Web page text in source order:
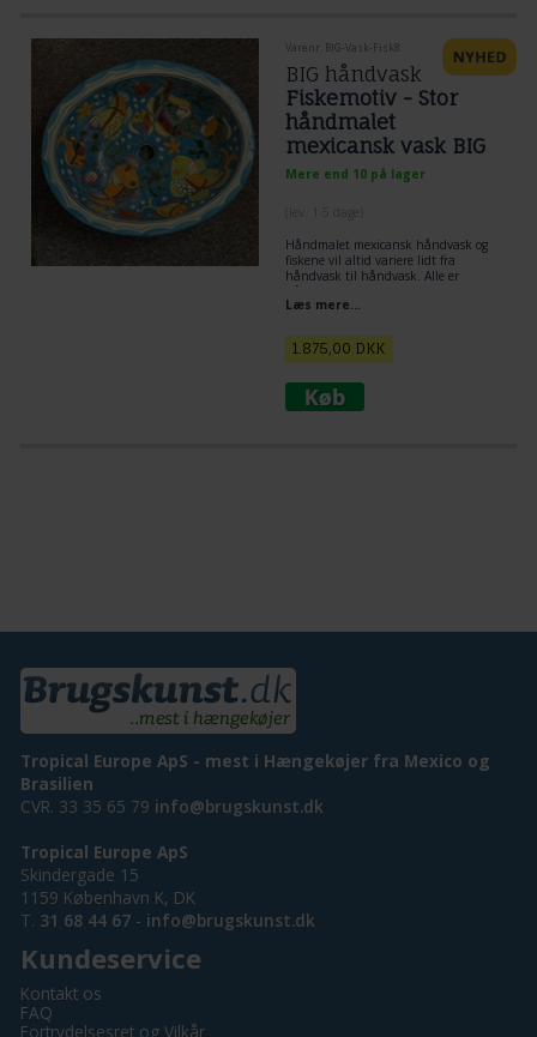
Varenr. BIG-Vask-Fisk8
BIG håndvask
Fiskemotiv - Stor
håndmalet
mexicansk vask BIG
Size
Mere end 10 på lager
Håndmalet mexicansk håndvask og
fiskene vil altid variere lidt fra
håndvask til håndvask. Alle er
håndmalet i Mexico.
Læs mere...
1.875,00 DKK
Tropical Europe ApS - mest i Hængekøjer fra Mexico og
Brasilien
CVR. 33 35 65 79 info@brugskunst.dk
Tropical Europe ApS
Skindergade 15
1159 København K, DK
T. 31 68 44 67 - info@brugskunst.dk
Kundeservice
Kontakt os
FAQ
Fortrydelsesret og Vilkår